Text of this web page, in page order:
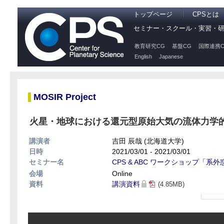
トップページ
CPSとは
セミナー・スクール・実習・
教育研究CG 基盤CG
国際連携
English
Japanese
MOSIR Project
火星・地球における還元型原始大気の流体力学
講演者
吉田 辰哉 (北海道大学)
日時
2021/03/01 - 2021/03/01
セミナー名
CPS & ABC ワークショップ「系
会場
Online
資料
講演資料 (4.85MB)